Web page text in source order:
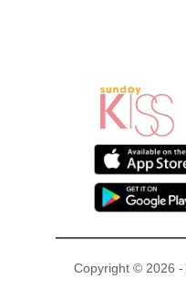
Copyright © 2026 -